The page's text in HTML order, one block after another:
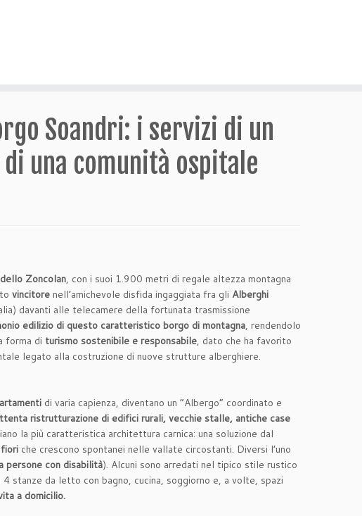
Soandri: i servizi di un
una comunità ospitale
Zoncolan, con i suoi 1.900 metri di regale altezza montagna
vincitore nell’amichevole disfida ingaggiata fra gli Alberghi
davanti alle telecamere della fortunata trasmissione
edilizio di questo caratteristico borgo di montagna, rendendolo
forma di turismo sostenibile e responsabile, dato che ha favorito
legato alla costruzione di nuove strutture alberghiere.
di varia capienza, diventano un “Albergo” coordinato e
ristrutturazione di edifici rurali, vecchie stalle, antiche case
la più caratteristica architettura carnica: una soluzione dal
che crescono spontanei nelle vallate circostanti. Diversi l’uno
persone con disabilità). Alcuni sono arredati nel tipico stile rustico
4 stanze da letto con bagno, cucina, soggiorno e, a volte, spazi
a domicilio.